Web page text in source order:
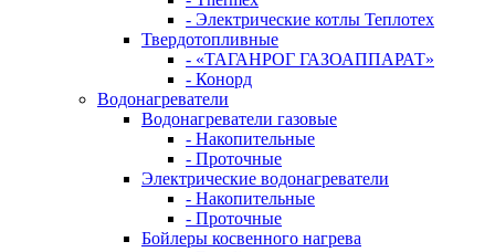
- Электрические котлы Теплотех
Твердотопливные
- «ТАГАНРОГ ГАЗОАППАРАТ»
- Конорд
Водонагреватели
Водонагреватели газовые
- Накопительные
- Проточные
Электрические водонагреватели
- Накопительные
- Проточные
Бойлеры косвенного нагрева